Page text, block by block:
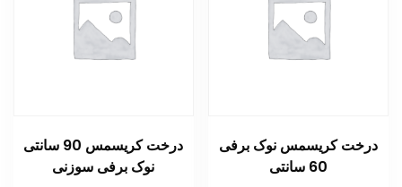
درخت کریسمس نوک برفی
60 سانتی
درخت کریسمس 90 سانتی
نوک برفی سوزنی